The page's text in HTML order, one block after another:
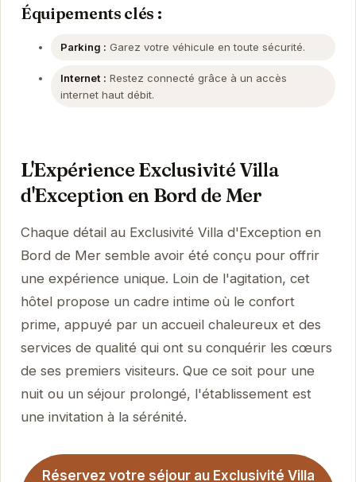
Équipements clés :
Parking : Garez votre véhicule en toute sécurité.
Internet : Restez connecté grâce à un accès
internet haut débit.
L'Expérience Exclusivité Villa
d'Exception en Bord de Mer
Chaque détail au Exclusivité Villa d'Exception en
Bord de Mer semble avoir été conçu pour offrir
une expérience unique. Loin de l'agitation, cet
hôtel propose un cadre intime où le confort
prime, appuyé par un accueil chaleureux et des
services de qualité qui ont su conquérir les cœurs
de ses premiers visiteurs. Que ce soit pour une
nuit ou un séjour prolongé, l'établissement est
une invitation à la sérénité.
Réservez votre séjour au Exclusivité Villa